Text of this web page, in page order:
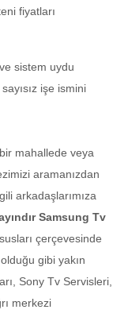
fiyatları
ve sistem uydu
işe ismini
mahallede veya
aramanızdan
arkadaşlarımıza
Samsung Tv
çerçevesinde
gibi yakın
Sony Tv Servisleri,
merkezi